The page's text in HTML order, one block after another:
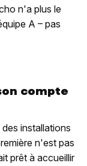
n'a plus le
A – pas
compte
installations
n'est pas
prêt à accueillir